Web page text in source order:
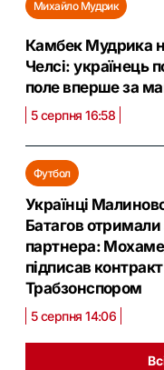
Михайло Мудрик
Камбек Мудрика
Челсі: українець
поле вперше за
5 серпня 16:58
Футбол
Українці
Батагов отримали
партнера:
підписав
Трабзонспором
5 серпня 14:06